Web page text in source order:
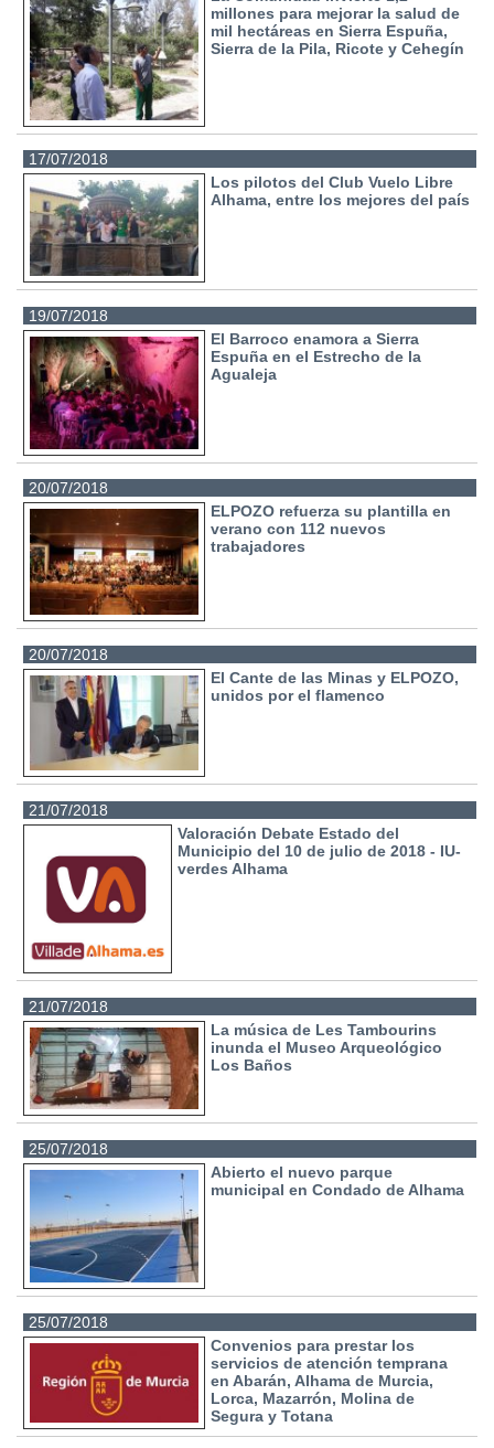
millones para mejorar la salud de
mil hectáreas en Sierra Espuña,
Sierra de la Pila, Ricote y Cehegín
17/07/2018
Los pilotos del Club Vuelo Libre
Alhama, entre los mejores del país
19/07/2018
El Barroco enamora a Sierra
Espuña en el Estrecho de la
Agualeja
20/07/2018
ELPOZO refuerza su plantilla en
verano con 112 nuevos
trabajadores
20/07/2018
El Cante de las Minas y ELPOZO,
unidos por el flamenco
21/07/2018
Valoración Debate Estado del
Municipio del 10 de julio de 2018 - IU-
verdes Alhama
21/07/2018
La música de Les Tambourins
inunda el Museo Arqueológico
Los Baños
25/07/2018
Abierto el nuevo parque
municipal en Condado de Alhama
25/07/2018
Convenios para prestar los
servicios de atención temprana
en Abarán, Alhama de Murcia,
Lorca, Mazarrón, Molina de
Segura y Totana